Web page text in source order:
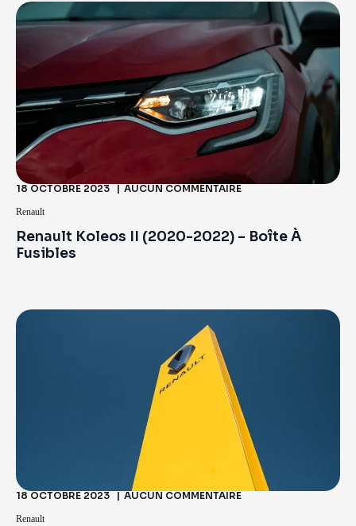
Renault Koleos II (2020-2022) – Boîte À
Fusibles
18 OCTOBRE 2023 AUCUN COMMENTAIRE
Renault
18 OCTOBRE 2023 AUCUN COMMENTAIRE
Renault